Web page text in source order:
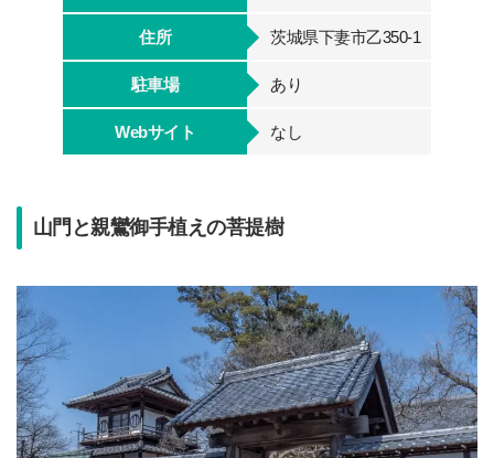
住所 茨城県下妻市乙350-1
駐車場 あり
Webサイト なし
山門と親鸞御手植えの菩提樹